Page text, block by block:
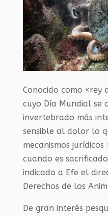
Conocido como
cuyo Día Mundial se
invertebrado más
sensible al dolor lo
mecanismos
cuando es
indicado a Efe el
Derechos de los
De gran interés